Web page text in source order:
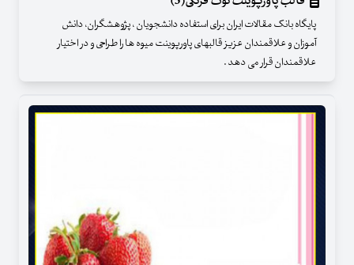
پایگاه بانک مقالات ایران برای استفاده دانشجویان ، پژوهشگران، دانش
آموزان و علاقمندان عزیز قالبهای پاورپوینت میوه ها را طراحی و در اختیار
علاقمندان قرار می دهد .